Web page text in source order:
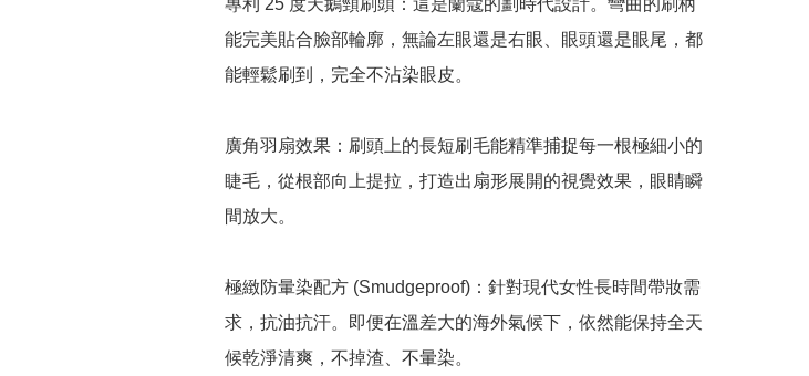
專利 25 度天鵝頸刷頭：這是蘭蔻的劃時代設計。彎曲的刷柄
能完美貼合臉部輪廓，無論左眼還是右眼、眼頭還是眼尾，都
能輕鬆刷到，完全不沾染眼皮。
廣角羽扇效果：刷頭上的長短刷毛能精準捕捉每一根極細小的
睫毛，從根部向上提拉，打造出扇形展開的視覺效果，眼睛瞬
間放大。
極緻防暈染配方 (Smudgeproof)：針對現代女性長時間帶妝需
求，抗油抗汗。即便在溫差大的海外氣候下，依然能保持全天
候乾淨清爽，不掉渣、不暈染。